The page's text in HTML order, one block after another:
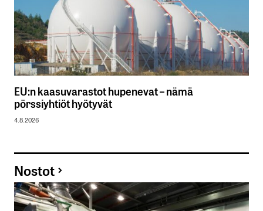
EU:n kaasuvarastot hupenevat – nämä
pörssiyhtiöt hyötyvät
4.8.2026
Nostot